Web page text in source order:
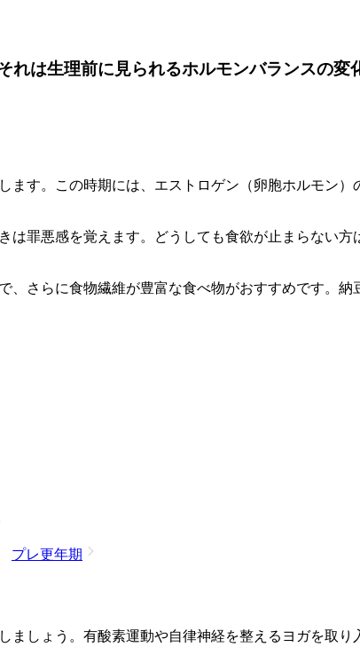
は生理前に見られるホルモンバランスの変
す。この時期には、エストロゲン（卵胞ホルモン
罪悪感を覚えます。どうしても食欲が止まらない
さらに食物繊維が豊富な食べ物がおすすめです。
プレ更年期
しょう。有酸素運動や自律神経を整えるヨガを取